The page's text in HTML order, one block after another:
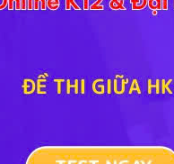
gấp bội!